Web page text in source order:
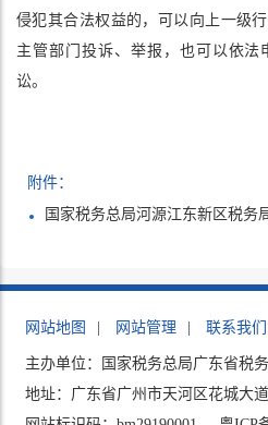
侵犯其合法权益的，可以向上一级
主管部门投诉、举报，也可以依
讼。
附件：
国家税务总局河源江东新区税务
网站地图 网站管理 联系我们
主办单位：国家税务总局广东省税
地址：广东省广州市天河区花城大